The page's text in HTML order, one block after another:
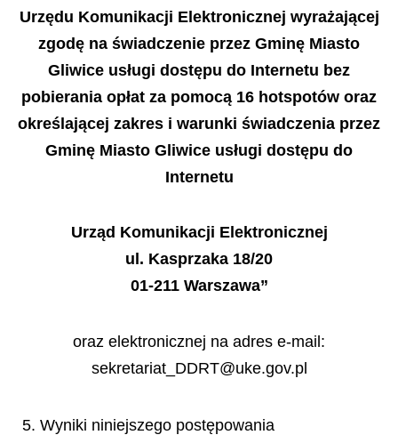
Urzędu Komunikacji Elektronicznej wyrażającej
zgodę na świadczenie przez Gminę Miasto
Gliwice usługi dostępu do Internetu bez
pobierania opłat za pomocą 16 hotspotów oraz
określającej zakres i warunki świadczenia przez
Gminę Miasto Gliwice usługi dostępu do
Internetu
Urząd Komunikacji Elektronicznej
ul. Kasprzaka 18/20
01-211 Warszawa”
oraz elektronicznej na adres e-mail:
sekretariat_DDRT@uke.gov.pl
5. Wyniki niniejszego postępowania